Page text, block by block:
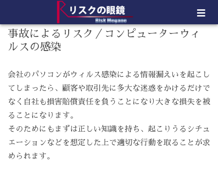
事故によるリスク／コンピューターウィ
ルスの感染
会社のパソコンがウィルス感染による情報漏えいを起こし
てしまったら、顧客や取引先に多大な迷惑をかけるだけで
なく自社も損害賠償責任を負うことになり大きな損失を被
ることになります。
そのためにもまずは正しい知識を持ち、起こりうるシチュ
エーションなどを想定した上で適切な行動を取ることが求
められます。